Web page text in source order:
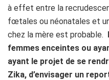
à effet entre la
fœtales ou néonatales et
chez la mère est probable.
femmes enceintes ou
ayant le projet de se
Zika, d’envisager un